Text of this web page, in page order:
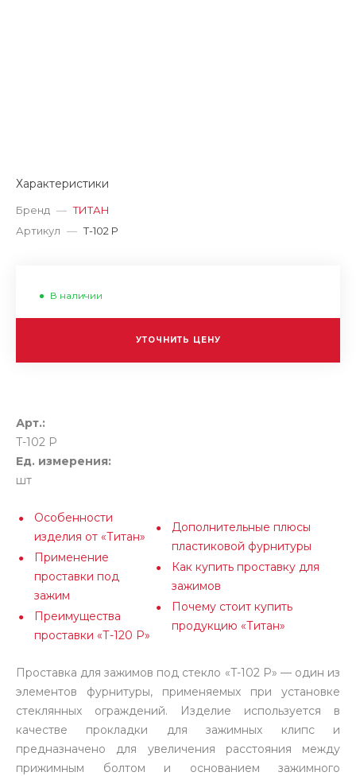
Характеристики
Бренд — ТИТАН
Артикул — T-102 P
В наличии
УТОЧНИТЬ ЦЕНУ
Арт.:
T-102 P
Ед. измерения:
шт
Особенности
изделия от «Титан»
Применение
проставки под
зажим
Преимущества
проставки «Т-120 Р»
Дополнительные плюсы
пластиковой фурнитуры
Как купить проставку для
зажимов
Почему стоит купить
продукцию «Титан»
Проставка для зажимов под стекло «T-102 P» — один из
элементов фурнитуры, применяемых при установке
стеклянных ограждений. Изделие используется в
качестве прокладки для зажимных клипс и
предназначено для увеличения расстояния между
прижимным болтом и основанием зажимного